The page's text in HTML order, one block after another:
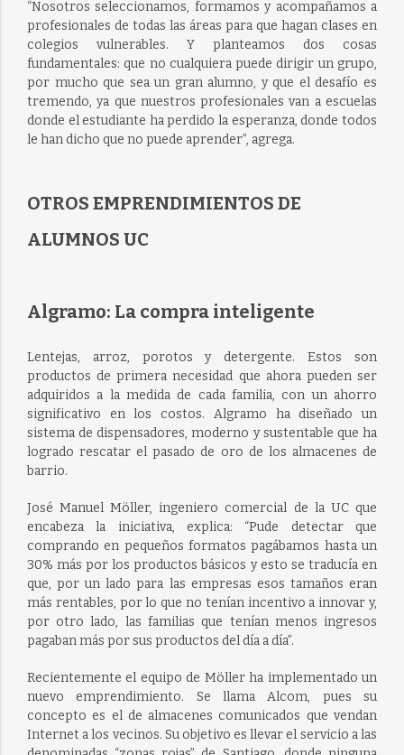
“Nosotros seleccionamos, formamos y acompañamos a
profesionales de todas las áreas para que hagan clases en
colegios vulnerables. Y planteamos dos cosas
fundamentales: que no cualquiera puede dirigir un grupo,
por mucho que sea un gran alumno, y que el desafío es
tremendo, ya que nuestros profesionales van a escuelas
donde el estudiante ha perdido la esperanza, donde todos
le han dicho que no puede aprender”, agrega.
OTROS EMPRENDIMIENTOS DE
ALUMNOS UC
Algramo: La compra inteligente
Lentejas, arroz, porotos y detergente. Estos son
productos de primera necesidad que ahora pueden ser
adquiridos a la medida de cada familia, con un ahorro
significativo en los costos. Algramo ha diseñado un
sistema de dispensadores, moderno y sustentable que ha
logrado rescatar el pasado de oro de los almacenes de
barrio.
José Manuel Möller, ingeniero comercial de la UC que
encabeza la iniciativa, explica: “Pude detectar que
comprando en pequeños formatos pagábamos hasta un
30% más por los productos básicos y esto se traducía en
que, por un lado para las empresas esos tamaños eran
más rentables, por lo que no tenían incentivo a innovar y,
por otro lado, las familias que tenían menos ingresos
pagaban más por sus productos del día a día”.
Recientemente el equipo de Möller ha implementado un
nuevo emprendimiento. Se llama Alcom, pues su
concepto es el de almacenes comunicados que vendan
Internet a los vecinos. Su objetivo es llevar el servicio a las